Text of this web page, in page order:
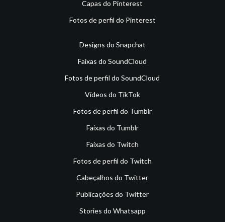
Capas do Pinterest
Fotos de perfil do Pinterest
Designs do Snapchat
Faixas do SoundCloud
Fotos de perfil do SoundCloud
Vídeos do TikTok
Fotos de perfil do Tumblr
Faixas do Tumblr
Faixas do Twitch
Fotos de perfil do Twitch
Cabeçalhos do Twitter
Publicações do Twitter
Stories do Whatsapp